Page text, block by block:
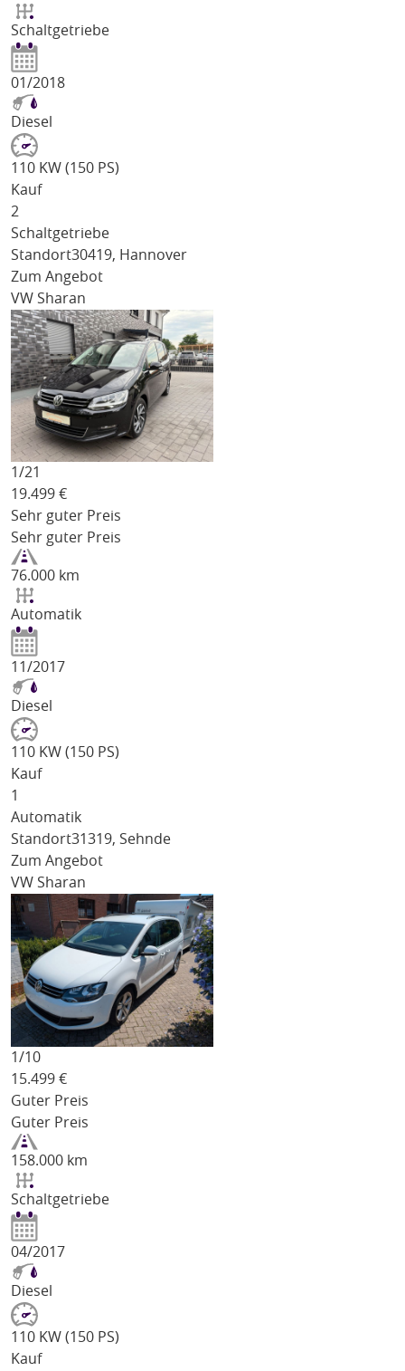
Schaltgetriebe
01/2018
Diesel
110 KW (150 PS)
Kauf
2
Schaltgetriebe
Standort30419, Hannover
Zum Angebot
VW Sharan
1/21
19.499 €
Sehr guter Preis
Sehr guter Preis
76.000 km
Automatik
11/2017
Diesel
110 KW (150 PS)
Kauf
1
Automatik
Standort31319, Sehnde
Zum Angebot
VW Sharan
1/10
15.499 €
Guter Preis
Guter Preis
158.000 km
Schaltgetriebe
04/2017
Diesel
110 KW (150 PS)
Kauf